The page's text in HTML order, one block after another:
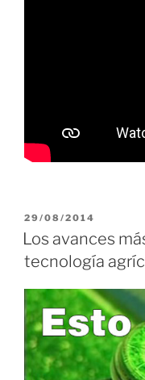
PUBLICADO
EL
29/08/2014
Los avances
tecnología